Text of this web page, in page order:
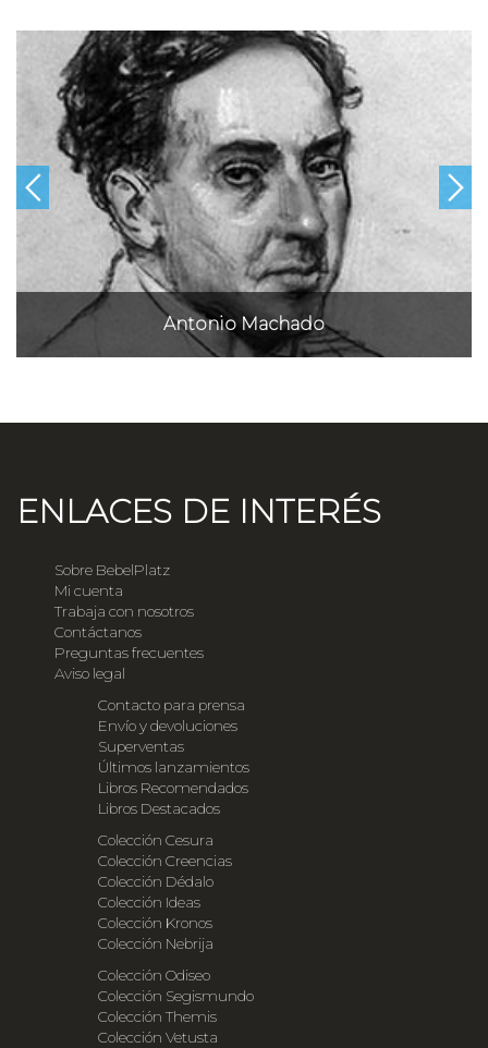
Antonio Machado
ENLACES DE INTERÉS
Sobre BebelPlatz
Mi cuenta
Trabaja con nosotros
Contáctanos
Preguntas frecuentes
Aviso legal
Contacto para prensa
Envío y devoluciones
Superventas
Últimos lanzamientos
Libros Recomendados
Libros Destacados
Colección Cesura
Colección Creencias
Colección Dédalo
Colección Ideas
Colección Kronos
Colección Nebrija
Colección Odiseo
Colección Segismundo
Colección Themis
Colección Vetusta